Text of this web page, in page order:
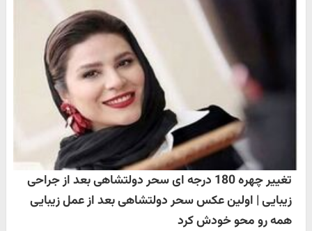
تغییر چهره 180 درجه ای سحر دولتشاهی بعد از جراحی
زیبایی | اولین عکس سحر دولتشاهی بعد از عمل زیبایی
همه رو محو خودش کرد